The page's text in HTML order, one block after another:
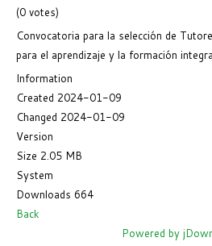
(0 votes)
Convocatoria para la selección de
para el aprendizaje y la formación
Information
Created 2024-01-09
Changed 2024-01-09
Version
Size 2.05 MB
System
Downloads 664
Back
Powered by